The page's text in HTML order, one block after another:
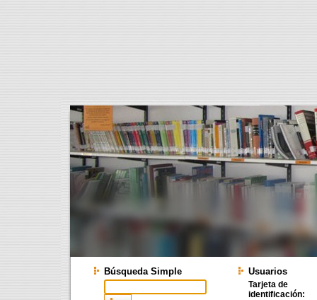
Búsqueda Simple Usuarios
Tarjeta de
identificación: